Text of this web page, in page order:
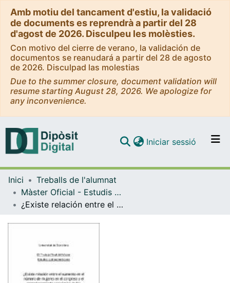
Amb motiu del tancament d'estiu, la validació
de documents es reprendrà a partir del 28
d'agost de 2026. Disculpeu les molèsties.
Con motivo del cierre de verano, la validación de
documentos se reanudará a partir del 28 de agosto
de 2026. Disculpad las molestias
Due to the summer closure, document validation will
resume starting August 28, 2026. We apologize for
any inconvenience.
Navega per tot el DD
Com publicar
Iniciar sessió (current)
Inici
Treballs de l'alumnat
Màster Oficial - Estudis Llatinoamericans
¿Existe relación entre el aumento en el número de mujeres en el congreso y el empoderamiento económico de las mujeres? Una comparación entre los casos de Brasil y México